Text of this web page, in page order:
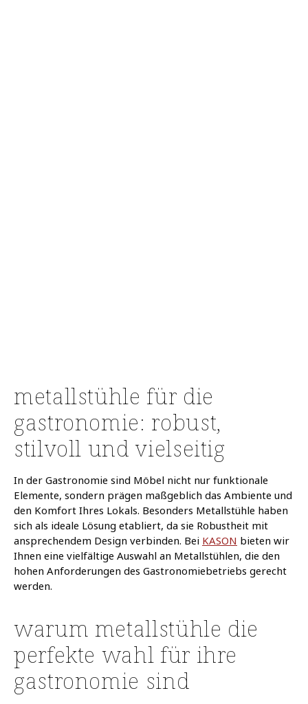
metallstühle für die
gastronomie: robust,
stilvoll und vielseitig
In der Gastronomie sind Möbel nicht nur funktionale
Elemente, sondern prägen maßgeblich das Ambiente und
den Komfort Ihres Lokals. Besonders Metallstühle haben
sich als ideale Lösung etabliert, da sie Robustheit mit
ansprechendem Design verbinden. Bei KASON bieten wir
Ihnen eine vielfältige Auswahl an Metallstühlen, die den
hohen Anforderungen des Gastronomiebetriebs gerecht
werden.
warum metallstühle die
perfekte wahl für ihre
gastronomie sind